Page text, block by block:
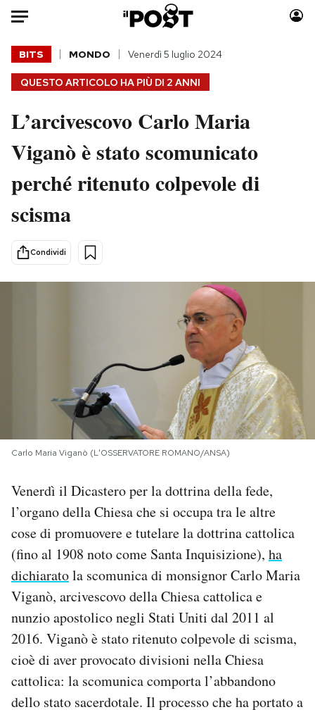
Auto
HOME
Italia
Politica
Tecnologia
Scienza
Cultura
Economia
Sport
Moda
Consumismi
Storie/Idee
Ok Boomer!
Mondiali calcio 2026
NEWSLETTER
I MIEI PREFERITI
SHOP
CALENDARIO
AREA PERSONALE
Area Personale
Newsletter
Notifiche mobile
Regala il Post
Hai bisogno di aiuto?
Esci
QUESTO ARTICOLO HA PIÙ DI 2 ANNI
BITS MONDO Venerdì 5 luglio 2024
L’arcivescovo Carlo Maria
Viganò è stato scomunicato
perché ritenuto colpevole di
scisma
Condividi
Carlo Maria Viganò (L'OSSERVATORE ROMANO/ANSA)
Venerdì il Dicastero per la dottrina della fede,
l’organo della Chiesa che si occupa tra le altre
cose di promuovere e tutelare la dottrina cattolica
(fino al 1908 noto come Santa Inquisizione), ha
dichiaratola scomunica di monsignor Carlo Maria
Viganò, arcivescovo della Chiesa cattolica e
nunzio apostolico negli Stati Uniti dal 2011 al
2016. Viganò è stato ritenuto colpevole di scisma,
cioè di aver provocato divisioni nella Chiesa
cattolica: la scomunica comporta l’abbandono
dello stato sacerdotale. Il processo che ha portato a